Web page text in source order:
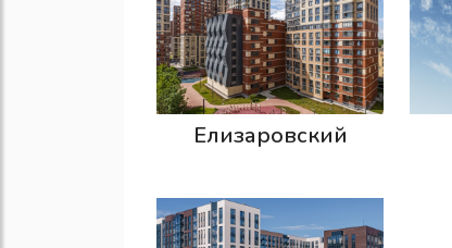
Елизаровский